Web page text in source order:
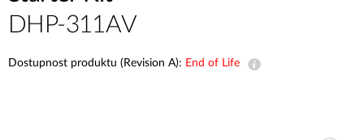
DHP-311AV
Dostupnost produktu (Revision A): End of Life